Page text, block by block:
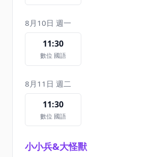
8月10日 週一
11:30
數位 國語
8月11日 週二
11:30
數位 國語
小小兵&大怪獸